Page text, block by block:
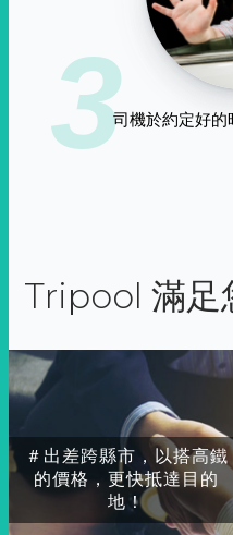
3司機於約定好
Tripool 滿足
＃出差跨縣市，以搭高鐵
的價格，更快抵達目的
地！